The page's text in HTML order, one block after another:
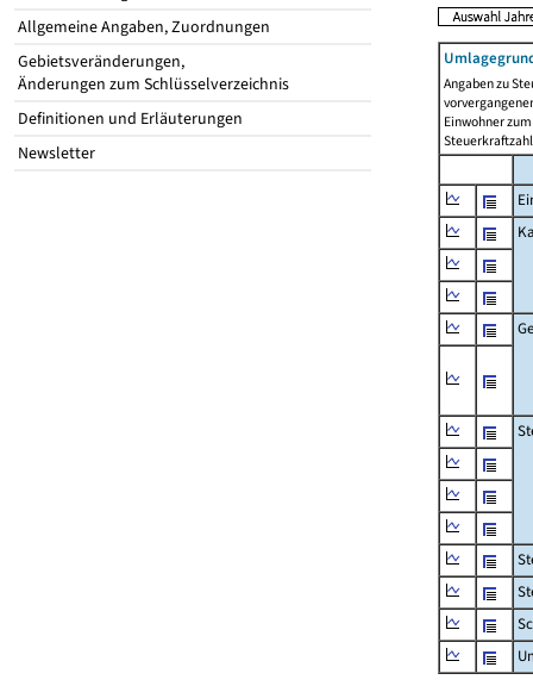
Allgemeine Angaben, Zuordnungen
Gebietsveränderungen,
Änderungen zum Schlüsselverzeichnis
Definitionen und Erläuterungen
Newsletter
Angaben zu
Einwohner